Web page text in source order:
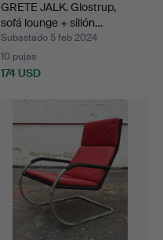
GRETE JALK. Glostrup,
sofá lounge + sillón…
Subastado 5 feb 2024
10 pujas
174 USD